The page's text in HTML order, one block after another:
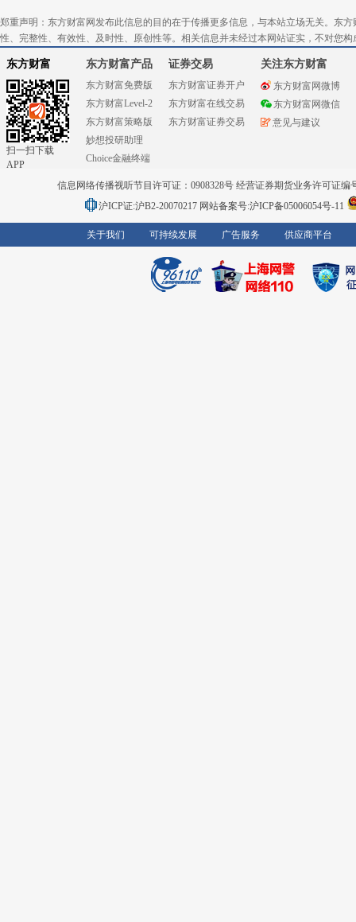
郑重声明：东方财富网发布此信息的目的在于传播更多信息，与本站立场无关。东
性、完整性、有效性、及时性、原创性等。相关信息并未经过本网站证实，不对您
东方财富
扫一扫下载
APP
东方财富产品
东方财富免费版
东方财富Level-2
东方财富策略版
妙想投研助理
Choice金融终端
证券交易
东方财富证券开户
东方财富在线交易
东方财富证券交易
关注东方财富
东方财富网微博
东方财富网微信
意见与建议
信息网络传播视听节目许可证：0908328号 经营证券期货业务许可证编
沪ICP证:沪B2-20070217 网站备案号:沪ICP备05006054号-11
关于我们 可持续发展 广告服务 供应商平台